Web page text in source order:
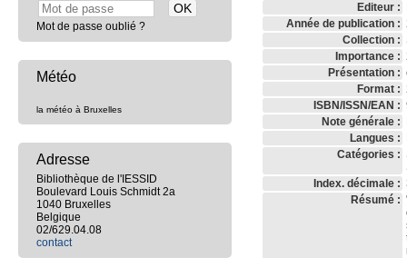
Editeur :
Année de publication :
Collection :
Importance :
Présentation :
Format :
ISBN/ISSN/EAN :
Note générale :
Langues :
Catégories :
Index. décimale :
Résumé :
Mot de passe oublié ?
Météo
la météo à Bruxelles
Adresse
Bibliothèque de l'IESSID
Boulevard Louis Schmidt 2a
1040 Bruxelles
Belgique
02/629.04.08
contact